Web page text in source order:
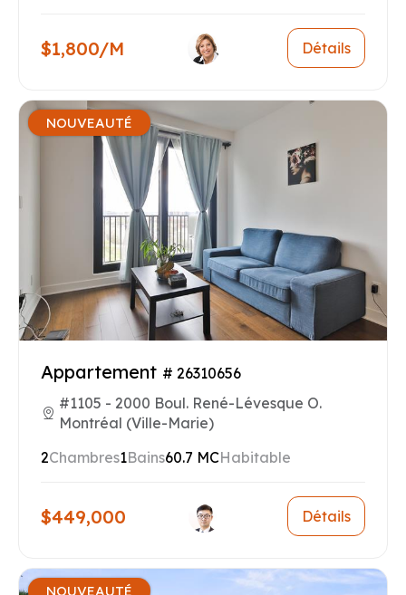
$1,800/M Détails
NOUVEAUTÉ
Appartement # 26310656
#1105 - 2000 Boul. René-Lévesque O.
Montréal (Ville-Marie)
2Chambres1Bains60.7 MCHabitable
$449,000 Détails
NOUVEAUTÉ